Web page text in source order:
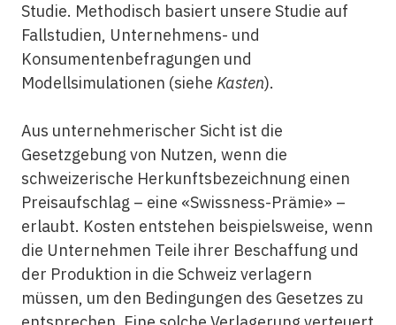
Studie. Methodisch basiert unsere Studie auf
Fallstudien, Unternehmens- und
Konsumentenbefragungen und
Modellsimulationen (siehe Kasten).
Aus unternehmerischer Sicht ist die
Gesetzgebung von Nutzen, wenn die
schweizerische Herkunftsbezeichnung einen
Preisaufschlag – eine «Swissness-Prämie» –
erlaubt. Kosten entstehen beispielsweise, wenn
die Unternehmen Teile ihrer Beschaffung und
der Produktion in die Schweiz verlagern
müssen, um den Bedingungen des Gesetzes zu